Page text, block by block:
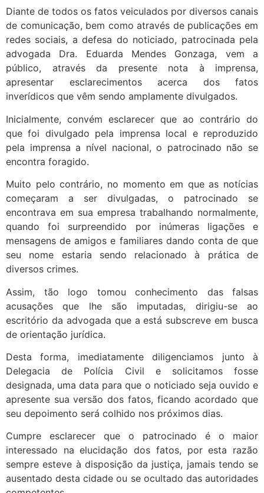
Diante de todos os fatos veiculados por diversos canais
de comunicação, bem como através de publicações em
redes sociais, a defesa do noticiado, patrocinada pela
advogada Dra. Eduarda Mendes Gonzaga, vem a
público, através da presente nota à imprensa,
apresentar esclarecimentos acerca dos fatos
inverídicos que vêm sendo amplamente divulgados.
Inicialmente, convém esclarecer que ao contrário do
que foi divulgado pela imprensa local e reproduzido
pela imprensa a nível nacional, o patrocinado não se
encontra foragido.
Muito pelo contrário, no momento em que as notícias
começaram a ser divulgadas, o patrocinado se
encontrava em sua empresa trabalhando normalmente,
quando foi surpreendido por inúmeras ligações e
mensagens de amigos e familiares dando conta de que
seu nome estaria sendo relacionado à prática de
diversos crimes.
Assim, tão logo tomou conhecimento das falsas
acusações que lhe são imputadas, dirigiu-se ao
escritório da advogada que a está subscreve em busca
de orientação jurídica.
Desta forma, imediatamente diligenciamos junto à
Delegacia de Polícia Civil e solicitamos fosse
designada, uma data para que o noticiado seja ouvido e
apresente sua versão dos fatos, ficando acordado que
seu depoimento será colhido nos próximos dias.
Cumpre esclarecer que o patrocinado é o maior
interessado na elucidação dos fatos, por esta razão
sempre esteve à disposição da justiça, jamais tendo se
ausentado desta cidade ou se ocultado das autoridades